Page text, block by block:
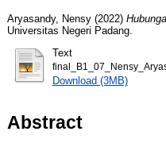
Aryasandy, Nensy (2022)
Universitas Negeri Padang.
Text
Download (3MB)
Abstract